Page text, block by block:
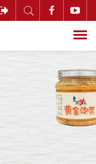
搜尋